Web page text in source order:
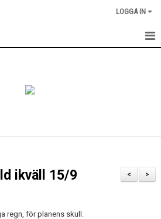
LOGGA IN
>
<
ikväll 15/9
regn, för planens skull.